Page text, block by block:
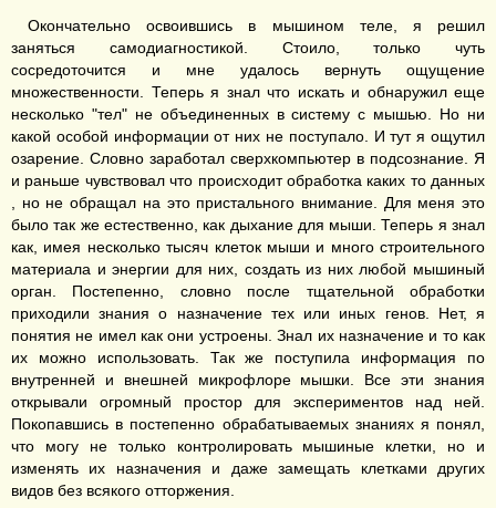
Окончательно освоившись в мышином теле, я решил
заняться самодиагностикой. Стоило, только чуть
сосредоточится и мне удалось вернуть ощущение
множественности. Теперь я знал что искать и обнаружил еще
несколько "тел" не объединенных в систему с мышью. Но ни
какой особой информации от них не поступало. И тут я ощутил
озарение. Словно заработал сверхкомпьютер в подсознание. Я
и раньше чувствовал что происходит обработка каких то данных
, но не обращал на это пристального внимание. Для меня это
было так же естественно, как дыхание для мыши. Теперь я знал
как, имея несколько тысяч клеток мыши и много строительного
материала и энергии для них, создать из них любой мышиный
орган. Постепенно, словно после тщательной обработки
приходили знания о назначение тех или иных генов. Нет, я
понятия не имел как они устроены. Знал их назначение и то как
их можно использовать. Так же поступила информация по
внутренней и внешней микрофлоре мышки. Все эти знания
открывали огромный простор для экспериментов над ней.
Покопавшись в постепенно обрабатываемых знаниях я понял,
что могу не только контролировать мышиные клетки, но и
изменять их назначения и даже замещать клетками других
видов без всякого отторжения.